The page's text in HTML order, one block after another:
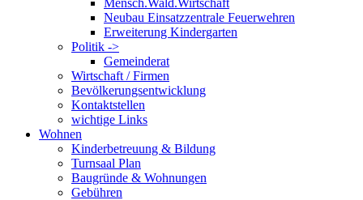
Mensch.Wald.Wirtschaft
Neubau Einsatzzentrale Feuerwehren
Erweiterung Kindergarten
Politik ->
Gemeinderat
Wirtschaft / Firmen
Bevölkerungsentwicklung
Kontaktstellen
wichtige Links
Wohnen
Kinderbetreuung & Bildung
Turnsaal Plan
Baugründe & Wohnungen
Gebühren